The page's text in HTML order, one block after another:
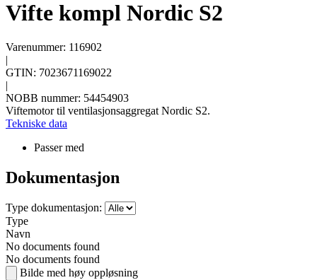
Vifte kompl Nordic S2
Varenummer: 116902
|
GTIN: 7023671169022
|
NOBB nummer: 54454903
Viftemotor til ventilasjonsaggregat Nordic S2.
Tekniske data
Passer med
Dokumentasjon
Type dokumentasjon:
Type
Navn
No documents found
No documents found
Bilde med høy oppløsning